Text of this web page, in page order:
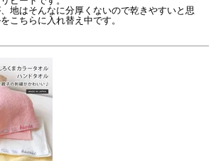
地はそんなに分厚くないので乾きやすいと思
こちらに入れ替え中です。